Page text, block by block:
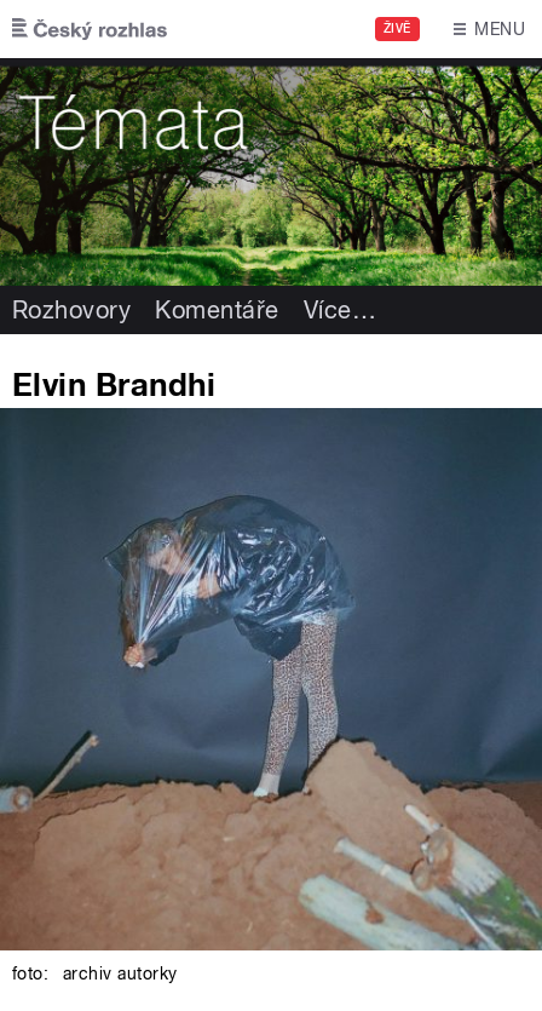
Přejít k hlavnímu obsahu
ŽIVĚ MENU
Rozhovory Komentáře Více…
Elvin Brandhi
foto: archiv autorky